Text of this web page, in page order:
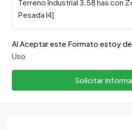
Al Aceptar este Formato estoy
Uso
Solicitar